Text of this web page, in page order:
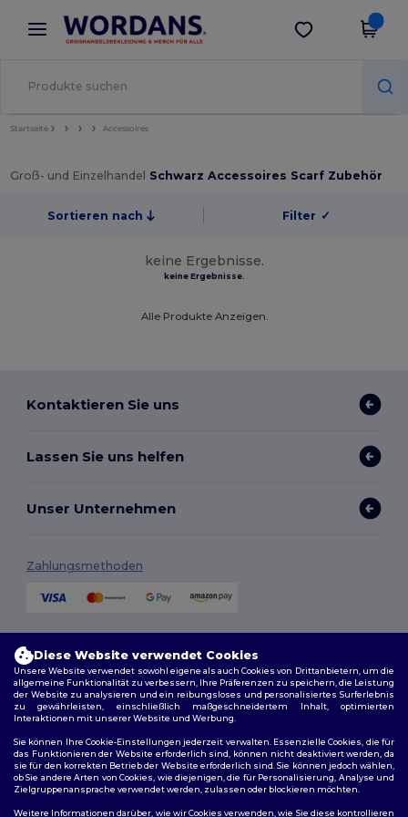
× Wordans App
Bessere Preise in der App!
App holen
Startseite Accessoires
Groß- und Einzelhandel Schwarz Accessoires Scarf Zubehör
Sortieren nach Filter ✓
keine Ergebnisse.
keine Ergebnisse.
Alle Produkte Anzeigen.
Kontaktieren Sie uns
Lassen Sie uns helfen
Unser Unternehmen
Zahlungsmethoden
Folge uns
Diese Website verwendet Cookies
Unsere Website verwendet sowohl eigene als auch Cookies von Drittanbietern, um die
allgemeine Funktionalität zu verbessern, Ihre Präferenzen zu speichern, die Leistung
der Website zu analysieren und ein reibungsloses und personalisiertes Surferlebnis
zu gewährleisten, einschließlich maßgeschneidertem Inhalt, optimierten
Interaktionen mit unserer Website und Werbung.
Sie können Ihre Cookie-Einstellungen jederzeit verwalten. Essenzielle Cookies, die für
das Funktionieren der Website erforderlich sind, können nicht deaktiviert werden, da
sie für den korrekten Betrieb der Website erforderlich sind. Sie können jedoch wählen,
ob Sie andere Arten von Cookies, wie diejenigen, die für Personalisierung, Analyse und
Zielgruppenansprache verwendet werden, zulassen oder blockieren möchten.
Weitere Informationen darüber, wie wir Cookies verwenden, wie Sie diese kontrollieren